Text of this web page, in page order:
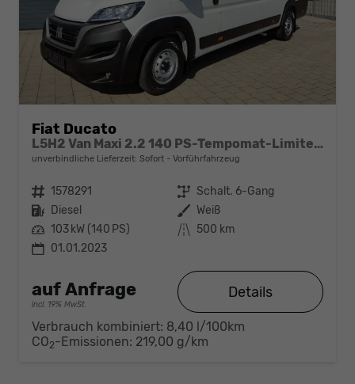
Fiat Ducato
L5H2 Van Maxi 2.2 140 PS-Tempomat-Limiter-Kurvenlicht-NSW-ZVmitFunk-Sofort
unverbindliche Lieferzeit: Sofort Vorführfahrzeug
Fahrzeugnr. 1578291 Getriebe Schalt. 6-Gang
Kraftstoff Diesel Außenfarbe Weiß
Leistung 103 kW (140 PS) Kilometerstand 500 km
01.01.2023
auf Anfrage
incl. 19% MwSt.
Details
Verbrauch kombiniert: 8,40 l/100km
CO2-Emissionen: 219,00 g/km